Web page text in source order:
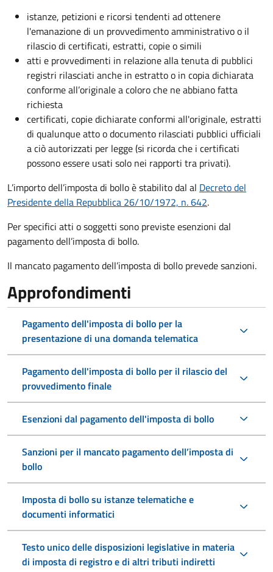
istanze, petizioni e ricorsi tendenti ad ottenere
l'emanazione di un provvedimento amministrativo o il
rilascio di certificati, estratti, copie o simili
atti e provvedimenti in relazione alla tenuta di pubblici
registri rilasciati anche in estratto o in copia dichiarata
conforme all’originale a coloro che ne abbiano fatta
richiesta
certificati, copie dichiarate conformi all'originale, estratti
di qualunque atto o documento rilasciati pubblici ufficiali
a ciò autorizzati per legge (si ricorda che i certificati
possono essere usati solo nei rapporti tra privati).
L’importo dell’imposta di bollo è stabilito dal al Decreto del
Presidente della Repubblica 26/10/1972, n. 642.
Per specifici atti o soggetti sono previste esenzioni dal
pagamento dell’imposta di bollo.
Il mancato pagamento dell’imposta di bollo prevede sanzioni.
Approfondimenti
Pagamento dell'imposta di bollo per la
presentazione di una domanda telematica
Pagamento dell'imposta di bollo per il rilascio del
provvedimento finale
Esenzioni dal pagamento dell'imposta di bollo
Sanzioni per il mancato pagamento dell’imposta di
bollo
Imposta di bollo su istanze telematiche e
documenti informatici
Testo unico delle disposizioni legislative in materia
di imposta di registro e di altri tributi indiretti